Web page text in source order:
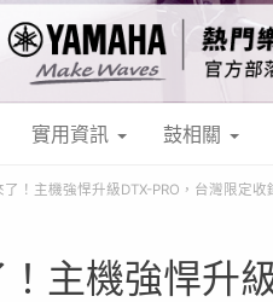
實用資訊 鼓相關
了！主機強悍升級DTX-PRO，台灣限定
主機強悍升